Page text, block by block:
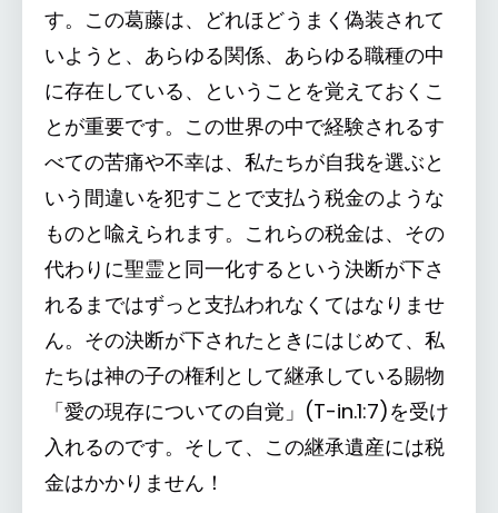
す。この葛藤は、どれほどうまく偽装されて
いようと、あらゆる関係、あらゆる職種の中
に存在している、ということを覚えておくこ
とが重要です。この世界の中で経験されるす
べての苦痛や不幸は、私たちが自我を選ぶと
いう間違いを犯すことで支払う税金のような
ものと喩えられます。これらの税金は、その
代わりに聖霊と同一化するという決断が下さ
れるまではずっと支払われなくてはなりませ
ん。その決断が下されたときにはじめて、私
たちは神の子の権利として継承している賜物
「愛の現存についての自覚」(T-in.1:7)を受け
入れるのです。そして、この継承遺産には税
金はかかりません！